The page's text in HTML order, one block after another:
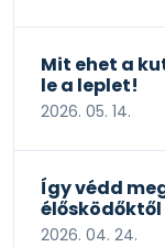
Mit ehet a
le a leplet!
2026. 05. 14.
Így védd
élősködőktől
2026. 04. 24.